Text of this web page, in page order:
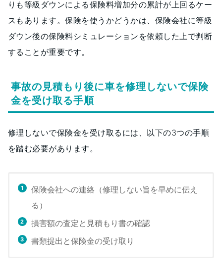
りも等級ダウンによる保険料増加分の累計が上回るケー
スもあります。保険を使うかどうかは、保険会社に等級
ダウン後の保険料シミュレーションを依頼した上で判断
することが重要です。
事故の見積もり後に車を修理しないで保険
金を受け取る手順
修理しないで保険金を受け取るには、以下の3つの手順
を踏む必要があります。
保険会社への連絡（修理しない旨を早めに伝え
る）
損害額の査定と見積もり書の確認
書類提出と保険金の受け取り